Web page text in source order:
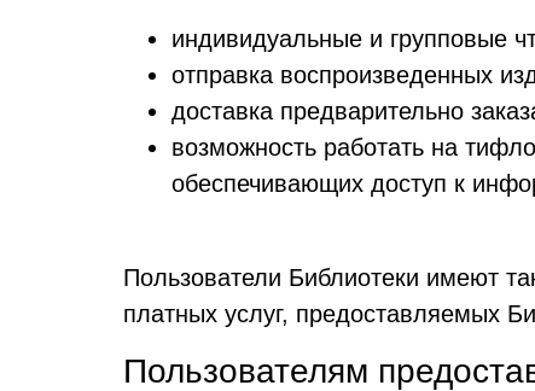
индивидуальные и групповые
отправка воспроизведенных
доставка предварительно
возможность работать на
обеспечивающих доступ к
Пользователи Библиотеки имеют
платных услуг, предоставляемых
Пользователям